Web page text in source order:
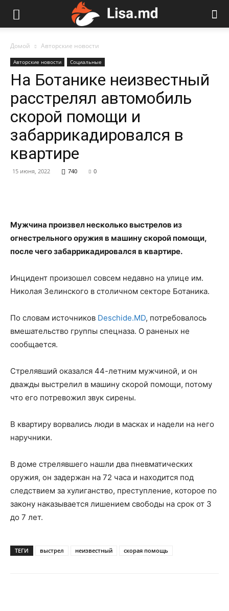
Домой Авторские новости
Авторские новости Социальные
На Ботанике неизвестный
расстрелял автомобиль
скорой помощи и
забаррикадировался в
квартире
15 июня, 2022 740 0
Мужчина произвел несколько выстрелов из
огнестрельного оружия в машину скорой помощи,
после чего забаррикадировался в квартире.
Инцидент произошел совсем недавно на улице им.
Николая Зелинского в столичном секторе Ботаника.
По словам источников Deschide.MD, потребовалось
вмешательство группы спецназа. О раненых не
сообщается.
Стрелявший оказался 44-летним мужчиной, и он
дважды выстрелил в машину скорой помощи, потому
что его потревожил звук сирены.
В квартиру ворвались люди в масках и надели на него
наручники.
В доме стрелявшего нашли два пневматических
оружия, он задержан на 72 часа и находится под
следствием за хулиганство, преступление, которое по
закону наказывается лишением свободы на срок от 3
до 7 лет.
ТЕГИ выстрел неизвестный скорая помощь